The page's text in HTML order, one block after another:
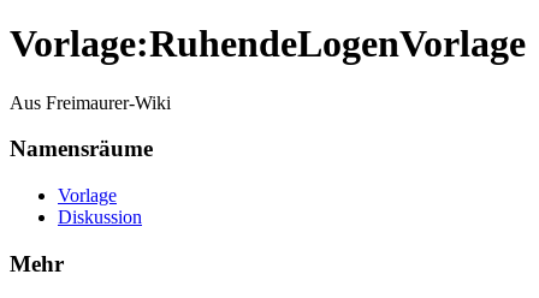
Vorlage:RuhendeLogenVorlage
Aus Freimaurer-Wiki
Namensräume
Vorlage
Diskussion
Mehr